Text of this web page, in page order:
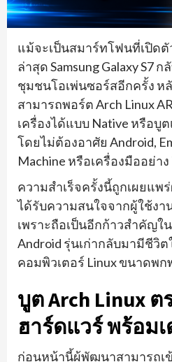
แม้จะเป็นสมาร์ทโฟนที่เปิด
ล่าสุด Samsung Galaxy S7
ชุมชนโอเพ่นซอร์สอีกครั้ง
สามารถพอร์ต Arch Linux
เครื่องได้แบบ Native หรือบู
โดยไม่ต้องอาศัย Android,
Machine หรือเครื่องมืออย่า
ความสำเร็จครั้งนี้ถูกเผยแพ
ได้รับความสนใจจากผู้ใช้งา
เพราะถือเป็นอีกก้าวสำคัญ
Android รุ่นเก่ากลับมามีชีวิ
คอมพิวเตอร์ Linux ขนาดพก
บูต Arch Linux ต
ฮาร์ดแวร์ พร้อมเ
ก่อนหน้านี้ผู้พัฒนาสามารถเข้